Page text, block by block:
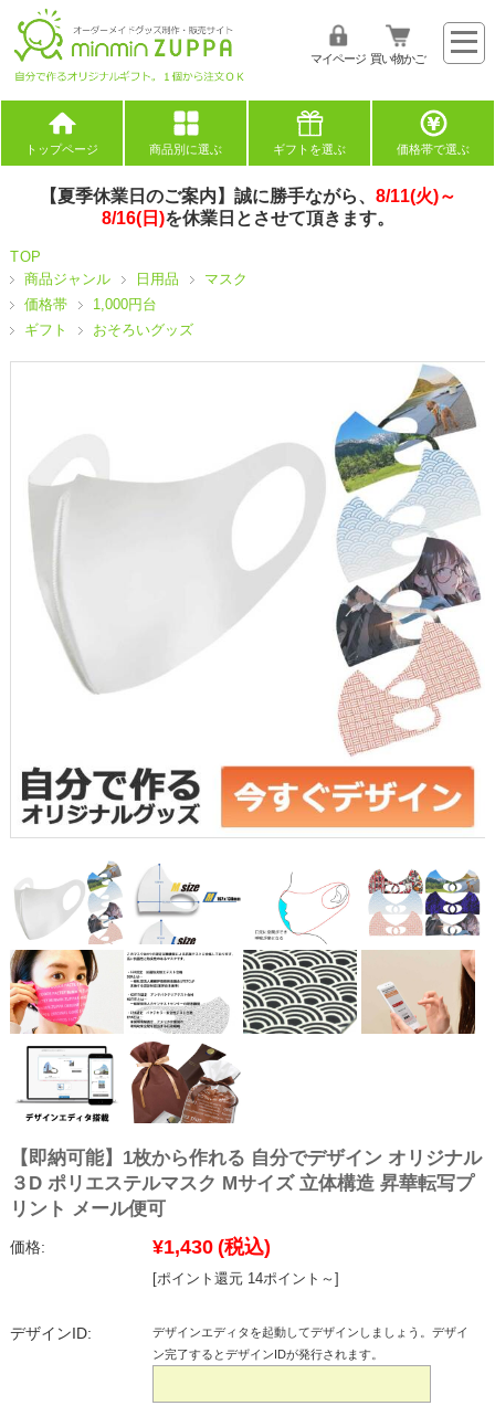
マイページ 買い物かご
トップページ 商品別に選ぶ ギフトを選ぶ 価格帯で選ぶ
【夏季休業日のご案内】誠に勝手ながら、 8/11(火)～
8/16(日)を休業日とさせて頂きます。
TOP
商品ジャンル
日用品
マスク
価格帯
1,000円台
ギフト
おそろいグッズ
【即納可能】1枚から作れる 自分でデザイン オリジナル
３D ポリエステルマスク Mサイズ 立体構造 昇華転写プ
リント メール便可
価格: ¥1,430 (税込)
[ポイント還元 14ポイント～]
デザインID:
デザインエディタを起動してデザインしましょう。デザイ
ン完了するとデザインIDが発行されます。